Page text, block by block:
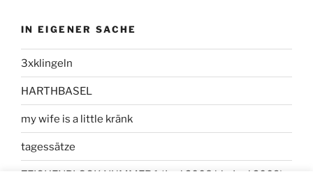
IN EIGENER SACHE
3xklingeln
HARTHBASEL
my wife is a little kränk
tagessätze